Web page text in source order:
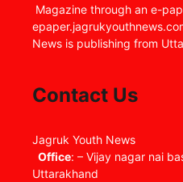
Magazine through an e-
News is publishing from
Contact Us
Jagruk Youth News
Office: – Vijay nagar nai
Uttarakhand